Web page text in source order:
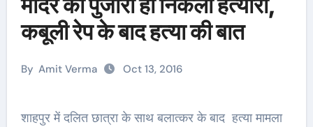
कबूली रेप के बाद हत्या की बात
By Amit Verma Oct 13, 2016
शाहपुर में दलित छात्रा के साथ बलात्कर के बाद हत्या मामला